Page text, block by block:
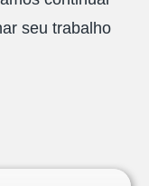
seu trabalho